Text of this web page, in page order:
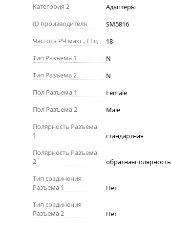
Категория 2
Адаптеры
ID производителя
SM5816
Частота РЧ макс., ГГц
18
Тип Разъема 1
N
Тип Разъема 2
N
Пол Разъема 1
Female
Пол Разъема 2
Male
Полярность Разъема
1
стандартная
Полярность Разъема
2
обратнаяполярность
Тип соединения
Разъема 1
Нет
Тип соединения
Разъема 2
Нет